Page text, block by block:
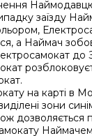
заїзду
а Наймач
до
на карті в
зони
дозволяється